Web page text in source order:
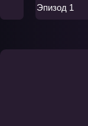
Эпизод 1